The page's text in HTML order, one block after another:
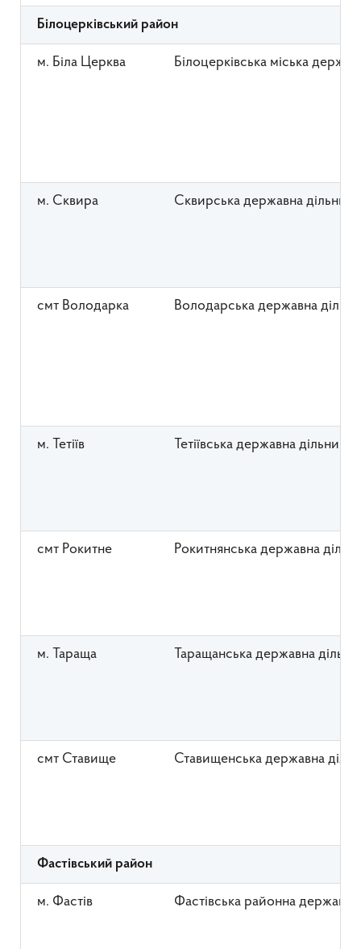
Білоцерківський район
м. Біла Церква Білоцерківська міська
м. Сквира Сквирська державна
смт Володарка Володарська державна
м. Тетіїв Тетіївська державна
смт Рокитне Рокитнянська державна
м. Тараща Таращанська державна
смт Ставище Ставищенська державна
Фастівський район
м. Фастів Фастівська районна